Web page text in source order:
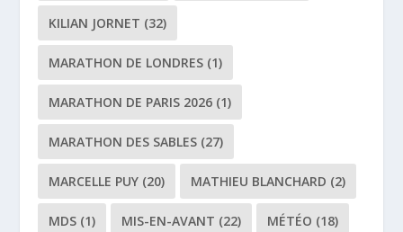
KILIAN JORNET (32)
MARATHON DE LONDRES (1)
MARATHON DE PARIS 2026 (1)
MARATHON DES SABLES (27)
MARCELLE PUY (20) MATHIEU BLANCHARD (2)
MDS (1) MIS-EN-AVANT (22) MÉTÉO (18)